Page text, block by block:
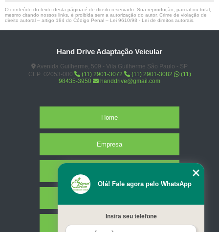
O conteúdo do texto desta página é de direito reservado. Sua reprodução, parcial ou total,
mesmo citando nossos links, é proibida sem a autorização do autor. Crime de violação de
direito autoral – artigo 184 do Código Penal – Lei 9610/98 - Lei de direitos autorais
Hand Drive Adaptação Veicular
Avenida Guilherme, 509 - Vila Guilherme São Paulo - SP
CEP: 02053-000
(11) 2901-3072 (11) 2901-3082
(11)
98435-3950
handdrive@gmail.com
Home
Empresa
Contato
Olá! Fale agora pelo WhatsApp
Insira seu telefone